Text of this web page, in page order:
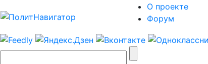
О проекте
Форум